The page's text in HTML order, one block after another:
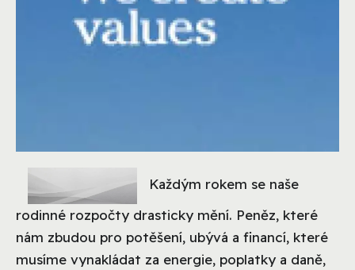
Každým rokem se naše
rodinné rozpočty drasticky mění. Peněz, které
nám zbudou pro potěšení, ubývá a financí, které
musíme vynakládat za energie, poplatky a daně,